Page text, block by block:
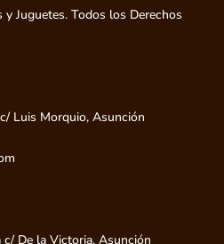
Juguetes. Todos los Derechos
Luis Morquio, Asunción
De la Victoria. Asunción